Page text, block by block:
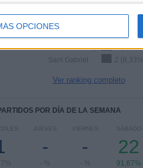
OPCIONES
2 (8,33%)
Reus Academy
2
Sant Gabriel
2
Ver ranking completo
POR DÍA DE LA SEMANA
JUEVES
-
- %
VIERNES
-
- %
SÁBADO
22
91,67%